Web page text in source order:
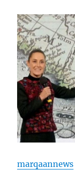
marqaannews